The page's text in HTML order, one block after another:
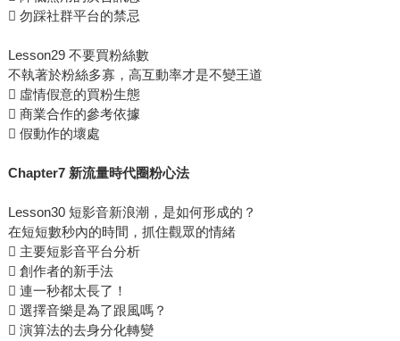
 勿踩社群平台的禁忌
Lesson29 不要買粉絲數
不執著於粉絲多寡，高互動率才是不變王道
 虛情假意的買粉生態
 商業合作的參考依據
 假動作的壞處
Chapter7 新流量時代圈粉心法
Lesson30 短影音新浪潮，是如何形成的？
在短短數秒內的時間，抓住觀眾的情緒
 主要短影音平台分析
 創作者的新手法
 連一秒都太長了！
 選擇音樂是為了跟風嗎？
 演算法的去身分化轉變